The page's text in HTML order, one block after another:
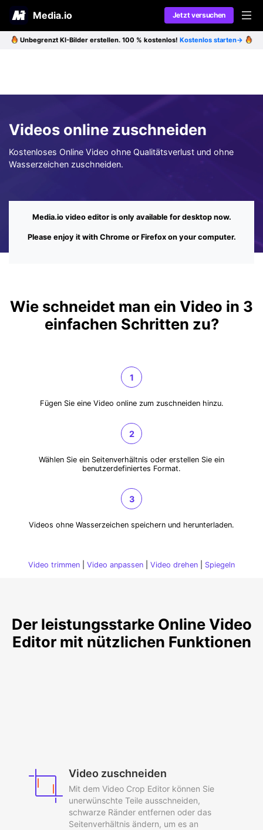
Media.io Jetzt versuchen
AI-Werkzeuge
AI-Audio
Unterstützte AI-Modelle
AI-Videoeditor
AI-Bild
AI-Videoeffekte
AI-Bildeffekte
Ressourcen
Neueste Beiträge
Preisbildung
Unbegrenzt KI-Bilder erstellen. 100 % kostenlos! Kostenlos starten→
Videos online zuschneiden
Kostenloses Online Video ohne Qualitätsverlust und ohne
Wasserzeichen zuschneiden.
Media.io video editor is only available for desktop now.
Please enjoy it with Chrome or Firefox on your computer.
Wie schneidet man ein Video in 3
einfachen Schritten zu?
1
Fügen Sie eine Video online zum zuschneiden hinzu.
2
Wählen Sie ein Seitenverhältnis oder erstellen Sie ein
benutzerdefiniertes Format.
3
Videos ohne Wasserzeichen speichern und herunterladen.
Video trimmen Video anpassen Video drehen Spiegeln
Der leistungsstarke Online Video
Editor mit nützlichen Funktionen
Video zuschneiden
Mit dem Video Crop Editor können Sie
unerwünschte Teile ausschneiden,
schwarze Ränder entfernen oder das
Seitenverhältnis ändern, um es an